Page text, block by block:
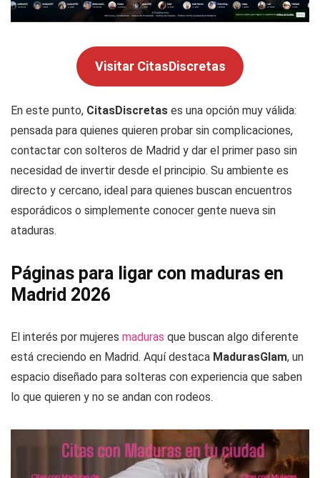
Visitar CitasDiscretas
En este punto, CitasDiscretas es una opción muy válida:
pensada para quienes quieren probar sin complicaciones,
contactar con solteros de Madrid y dar el primer paso sin
necesidad de invertir desde el principio. Su ambiente es
directo y cercano, ideal para quienes buscan encuentros
esporádicos o simplemente conocer gente nueva sin
ataduras.
Páginas para ligar con maduras en
Madrid 2026
El interés por mujeres maduras que buscan algo diferente
está creciendo en Madrid. Aquí destaca MadurasGlam, un
espacio diseñado para solteras con experiencia que saben
lo que quieren y no se andan con rodeos.